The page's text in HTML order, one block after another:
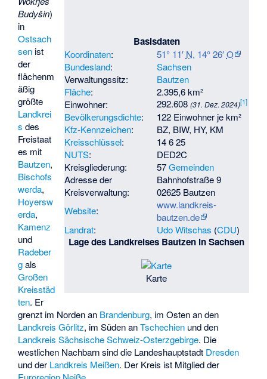
Basisdaten
Koordinaten: 51° 11′ N, 14° 26′O
Bundesland:
Sachsen
Verwaltungssitz:
Bautzen
Fläche:
2.395,6 km²
Einwohner:
292.608 (31. Dez. 2024)[1]
Bevölkerungsdichte:
122 Einwohner je km²
Kfz-Kennzeichen:
BZ, BIW, HY, KM
Kreisschlüssel:
14 6 25
NUTS:
DED2C
Kreisgliederung:
57Gemeinden
Adresse der
Kreisverwaltung:
Bahnhofstraße 9
02625 Bautzen
Website:
www.landkreis-
bautzen.de
Landrat: Udo Witschas (CDU)
Lage des Landkreises Bautzen in Sachsen
Karte
Budyšin)
in
Ostsach
sen ist
der
flächenm
äßig
größte
Landkrei
s des
Freistaat
es mit
Bautzen,
Bischofs
werda,
Hoyersw
erda,
Kamenz
und
Radeber
gals
Großen
Kreisstäd
ten. Er
grenzt im Norden an Brandenburg, im Osten an den
Landkreis Görlitz, im Süden anTschechien und den
Landkreis Sächsische Schweiz-Osterzgebirge. Die
westlichen Nachbarn sind die Landeshauptstadt Dresden
und der Landkreis Meißen. Der Kreis ist Mitglied der